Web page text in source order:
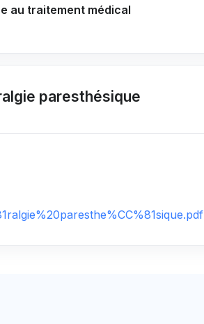
au traitement médical
paresthésique